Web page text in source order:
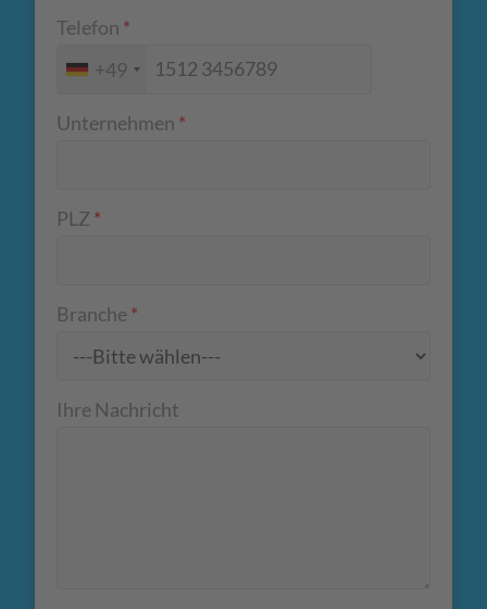
Telefon *
+49
Unternehmen *
PLZ *
Branche*
Ihre Nachricht